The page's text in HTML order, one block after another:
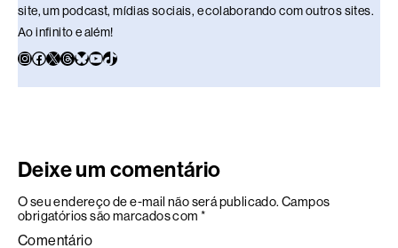
site, um podcast, mídias sociais, e colaborando com outros sites.
Ao infinito e além!
Deixe um comentário
O seu endereço de e-mail não será publicado. Campos
obrigatórios são marcados com *
Comentário